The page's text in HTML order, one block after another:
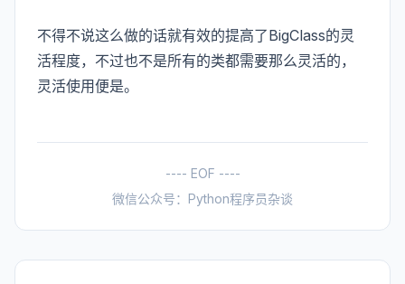
不得不说这么做的话就有效的提高了BigClass的灵
活程度，不过也不是所有的类都需要那么灵活的，
灵活使用便是。
---- EOF ----
微信公众号：Python程序员杂谈